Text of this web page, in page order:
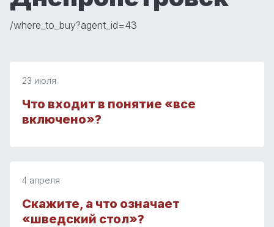
/where_to_buy?agent_id=43
23 июля
Что входит в понятие «все
включено»?
4 апреля
Скажите, а что означает
«шведский стол»?